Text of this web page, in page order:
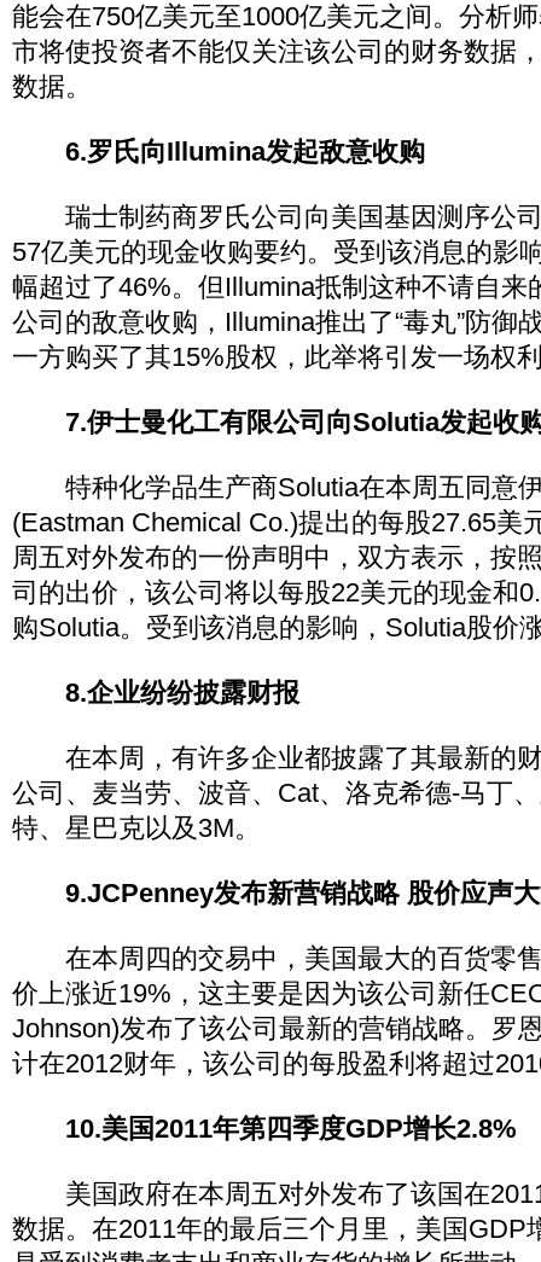
能会在750亿美元至1000亿美元之间。分析
市将使投资者不能仅关注该公司的财务数据
数据。
6.罗氏向Illumina发起敌意收购
瑞士制药商罗氏公司向美国基因测序公
57亿美元的现金收购要约。受到该消息的影
幅超过了46%。但Illumina抵制这种不请自来
公司的敌意收购，Illumina推出了“毒丸”防御
一方购买了其15%股权，此举将引发一场权
7.伊士曼化工有限公司向Solutia发起收
特种化学品生产商Solutia在本周五同意
(Eastman Chemical Co.)提出的每股27.65美
周五对外发布的一份声明中，双方表示，按
司的出价，该公司将以每股22美元的现金和
购Solutia。受到该消息的影响，Solutia股价
8.企业纷纷披露财报
在本周，有许多企业都披露了其最新的
公司、麦当劳、波音、Cat、洛克希德-马丁
特、星巴克以及3M。
9.JCPenney发布新营销战略 股价应声
在本周四的交易中，美国最大的百货零
价上涨近19%，这主要是因为该公司新任
Johnson)发布了该公司最新的营销战略。罗
计在2012财年，该公司的每股盈利将超过
10.美国2011年第四季度GDP增长2.8%
美国政府在本周五对外发布了该国在
数据。在2011年的最后三个月里，美国GDP